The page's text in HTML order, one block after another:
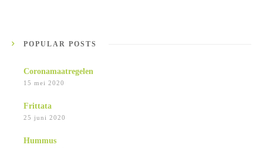
POPULAR POSTS
Coronamaatregelen
15 mei 2020
Frittata
25 juni 2020
Hummus